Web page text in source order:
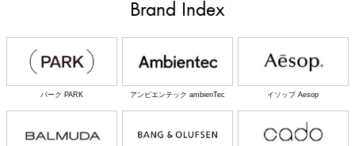
Brand Index
パーク PARK アンビエンテック ambienTec イソップ Aesop